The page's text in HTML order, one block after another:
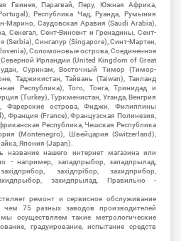
Гвинея, Парагвай, Перу, Южная Африка,
Республика Чад, Руанда, Румыния
Марино, Саудовская Аравия (Saudi Arabia),
Сенегал, Сент-Винсент и Гренадины, Сент-
(Serbia), Сингапур (Singapore), Синт-Мартен,
Соломоновые острова, Соединенное
Ирландии (United Kingdom of Great
Суринам, Восточный Тимор (Тимор-
Таджикистан, Тайвань (Taiwan), Таиланд
Республика), Того, Тонга, Тринидад и
(Turkey), Туркменистан, Уганда, Венгрия
Фарерские острова, Фиджи, Филиппины
Франция (France), Французская Полинезия,
Республика, Чешская Республика
(Montenegro), Швейцария (Switzerland),
Япония (Japan).
название нашего интернет магазина или
- например, западпрыбор, западпрылад,
західпрібор, захидприбор,
захидпрылад. Правильно -
ремонт и сервисное обслуживание
чем 75 разных заводов производителей
осуществляем такие метрологические
градуирование, испытание средств